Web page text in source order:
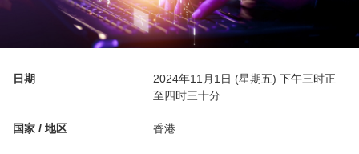
日期
2024年11月1日 (星期五) 下午三时正
至四时三十分
国家 / 地区 香港